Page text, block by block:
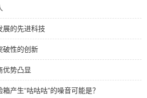
展的先进科技
破性的创新
优势凸显
产生“咕咕咕”的噪音可能是？